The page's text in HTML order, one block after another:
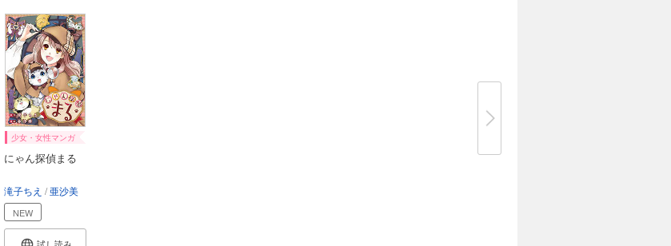
少女・女性マンガ
にゃん探偵まる
滝子ちえ 亜沙美
NEW